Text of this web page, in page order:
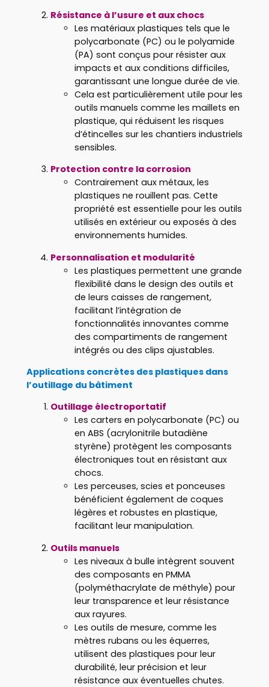
Résistance à l’usure et aux chocs
Les matériaux plastiques tels que le
polycarbonate (PC) ou le polyamide
(PA) sont conçus pour résister aux
impacts et aux conditions difficiles,
garantissant une longue durée de vie.
Cela est particulièrement utile pour les
outils manuels comme les maillets en
plastique, qui réduisent les risques
d’étincelles sur les chantiers industriels
sensibles.
Protection contre la corrosion
Contrairement aux métaux, les
plastiques ne rouillent pas. Cette
propriété est essentielle pour les outils
utilisés en extérieur ou exposés à des
environnements humides.
Personnalisation et modularité
Les plastiques permettent une grande
flexibilité dans le design des outils et
de leurs caisses de rangement,
facilitant l’intégration de
fonctionnalités innovantes comme
des compartiments de rangement
intégrés ou des clips ajustables.
Applications concrètes des plastiques dans
l’outillage du bâtiment
Outillage électroportatif
Les carters en polycarbonate (PC) ou
en ABS (acrylonitrile butadiène
styrène) protègent les composants
électroniques tout en résistant aux
chocs.
Les perceuses, scies et ponceuses
bénéficient également de coques
légères et robustes en plastique,
facilitant leur manipulation.
Outils manuels
Les niveaux à bulle intègrent souvent
des composants en PMMA
(polyméthacrylate de méthyle) pour
leur transparence et leur résistance
aux rayures.
Les outils de mesure, comme les
mètres rubans ou les équerres,
utilisent des plastiques pour leur
durabilité, leur précision et leur
résistance aux éventuelles chutes.